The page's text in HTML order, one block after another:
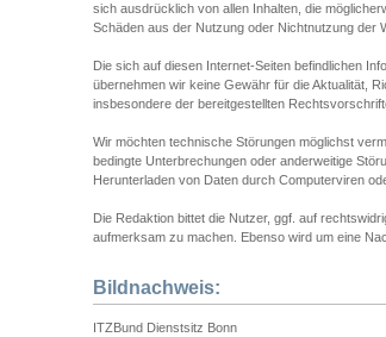
sich ausdrücklich von allen Inhalten, die
Schäden aus der Nutzung oder Nichtnutzung der
Die sich auf diesen Internet-Seiten befindlichen
übernehmen wir keine Gewähr für die Aktualität,
insbesondere der bereitgestellten
Wir möchten technische Störungen möglichst
bedingte Unterbrechungen oder anderweitige
Herunterladen von Daten durch Computerviren
Die Redaktion bittet die Nutzer, ggf. auf
aufmerksam zu machen. Ebenso wird um eine
Bildnachweis:
ITZBund Dienstsitz Bonn